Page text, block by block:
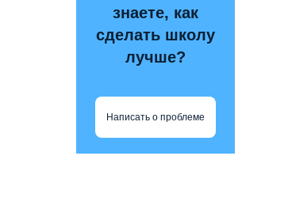
знаете, как
сделать школу
лучше?
Написать о проблеме